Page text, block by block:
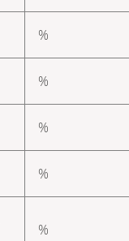
%
%
%
%
%